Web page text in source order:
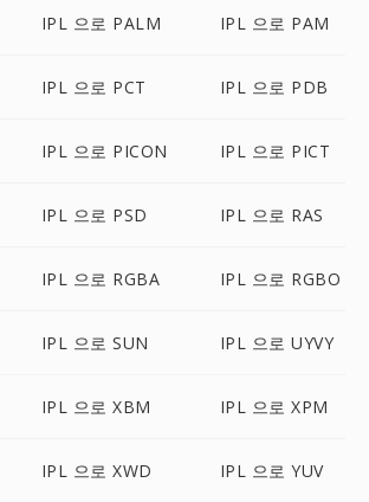
IPL 으로 PALM IPL 으로 PAM
IPL 으로 PCT IPL 으로 PDB
IPL 으로 PICON IPL 으로 PICT
IPL 으로 PSD IPL 으로 RAS
IPL 으로 RGBA IPL 으로 RGBO
IPL 으로 SUN IPL 으로 UYVY
IPL 으로 XBM IPL 으로 XPM
IPL 으로 XWD IPL 으로 YUV